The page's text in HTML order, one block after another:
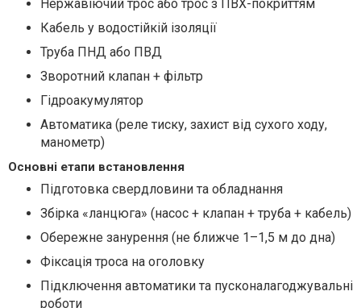
Нержавіючий трос або трос з ПВХ-покриттям
Кабель у водостійкій ізоляції
Труба ПНД або ПВД
Зворотний клапан + фільтр
Гідроакумулятор
Автоматика (реле тиску, захист від сухого ходу,
манометр)
Основні етапи встановлення
Підготовка свердловини та обладнання
Збірка «ланцюга» (насос + клапан + труба + кабель)
Обережне занурення (не ближче 1–1,5 м до дна)
Фіксація троса на оголовку
Підключення автоматики та пусконалагоджувальні
роботи